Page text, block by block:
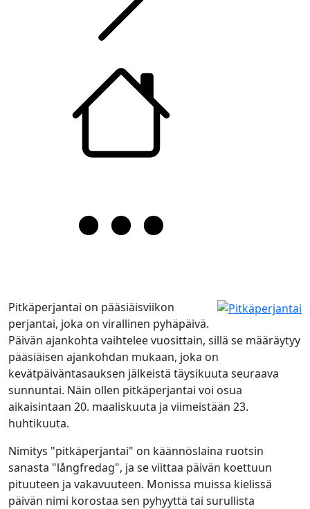
Pitkäperjantai on pääsiäisviikon
perjantai, joka on virallinen pyhäpäivä.
Päivän ajankohta vaihtelee vuosittain, sillä se määräytyy
pääsiäisen ajankohdan mukaan, joka on
kevätpäiväntasauksen jälkeistä täysikuuta seuraava
sunnuntai. Näin ollen pitkäperjantai voi osua
aikaisintaan 20. maaliskuuta ja viimeistään 23.
huhtikuuta.
Nimitys "pitkäperjantai" on käännöslaina ruotsin
sanasta "långfredag", ja se viittaa päivän koettuun
pituuteen ja vakavuuteen. Monissa muissa kielissä
päivän nimi korostaa sen pyhyyttä tai surullista